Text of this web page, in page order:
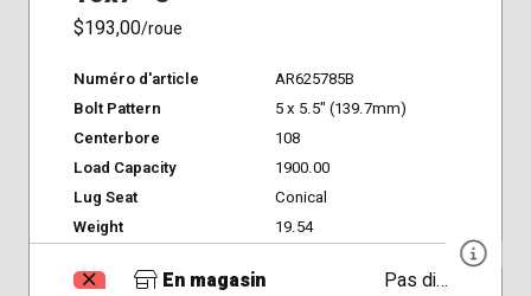
$193,00/roue
Numéro d'article
AR625785B
Bolt Pattern
5 x 5.5" (139.7mm)
Centerbore
108
Load Capacity
1900.00
Lug Seat
Conical
Weight
19.54
En magasin
Pas disponible